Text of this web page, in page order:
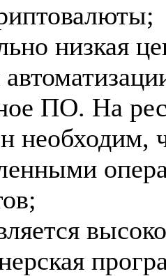
низкая
ПО. На
необходим,